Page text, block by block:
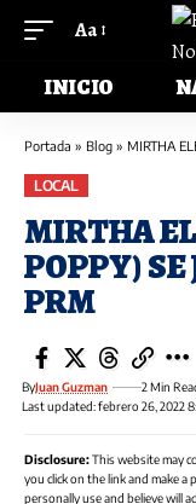
Aa
INICIO
Portada » Blog » MIRTHA
LOCAL
MIRTHA
POPPY)
PRM
Last updated: febrero 26, 2022
ByJuan Guzman 2 Min
Disclosure:This website may
you click on the link and make
personally use and believe will